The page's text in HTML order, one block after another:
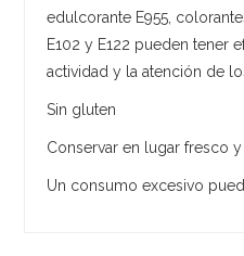
edulcorante E955,
E102 y E122 pueden tener
actividad y la atención de
Sin gluten
Conservar en lugar fresco y
Un consumo excesivo